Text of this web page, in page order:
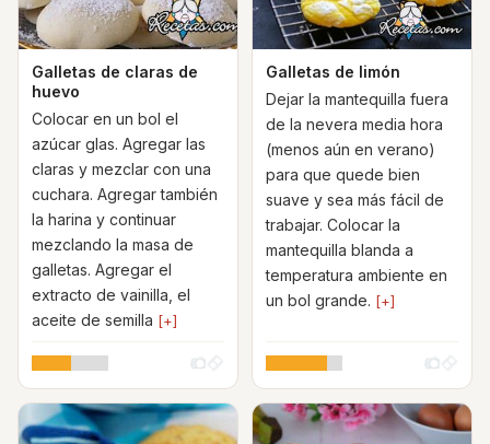
Galletas de claras de
huevo
Colocar en un bol el
azúcar glas. Agregar las
claras y mezclar con una
cuchara. Agregar también
la harina y continuar
mezclando la masa de
galletas. Agregar el
extracto de vainilla, el
aceite de semilla [+]
Galletas de limón
Dejar la mantequilla fuera
de la nevera media hora
(menos aún en verano)
para que quede bien
suave y sea más fácil de
trabajar. Colocar la
mantequilla blanda a
temperatura ambiente en
un bol grande. [+]